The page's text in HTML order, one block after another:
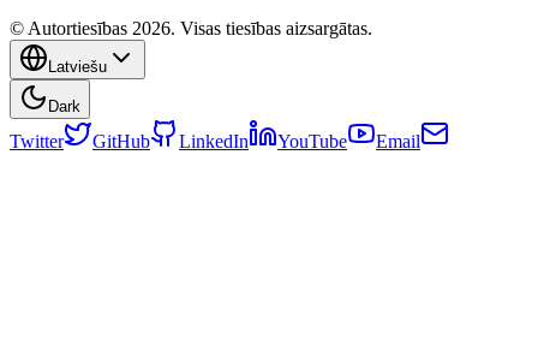
© Autortiesības 2026. Visas tiesības aizsargātas.
Latviešu
Dark
Twitter GitHub LinkedIn YouTube Email